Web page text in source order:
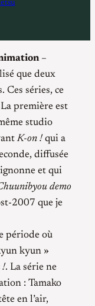
–
que deux
Ces séries, ce
première est
studio
K-on ! qui a
diffusée
et qui
demo
2007 que je
période où
kyun »
!. La série ne
: Tamako
en l’air,